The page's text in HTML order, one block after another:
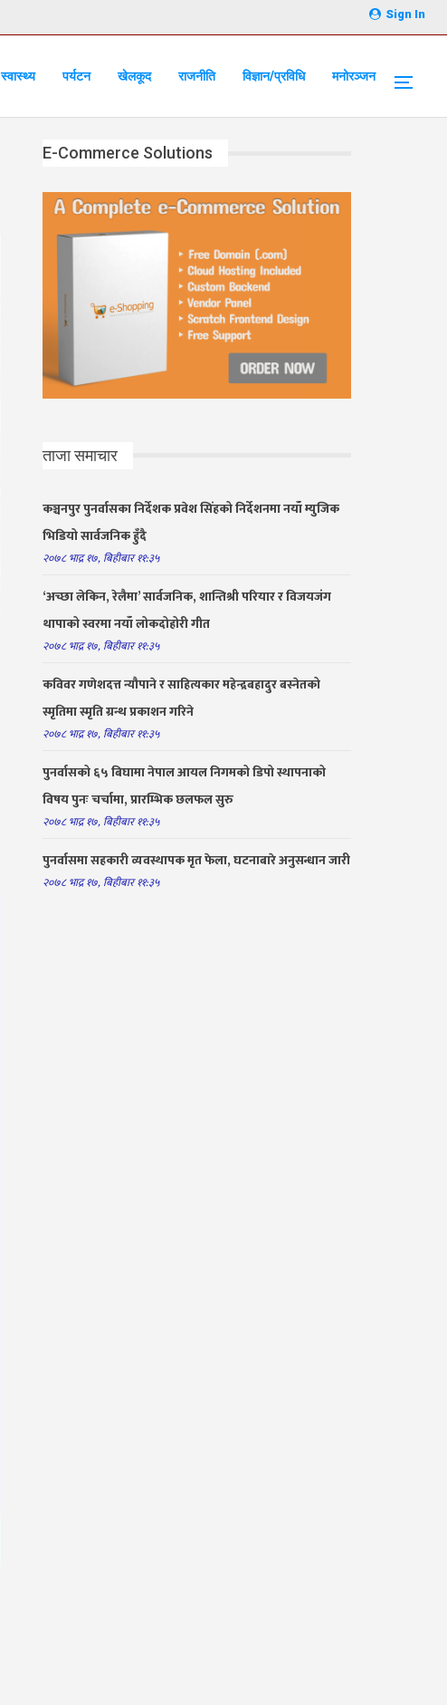
Sign In
स्वास्थ्य पर्यटन खेलकूद राजनीति विज्ञान/प्रविधि मनोरञ्जन
E-Commerce Solutions
ताजा समाचार
कञ्चनपुर पुनर्वासका निर्देशक प्रवेश सिंहको निर्देशनमा नयाँ म्युजिक
भिडियो सार्वजनिक हुँदै
२०७८ भाद्र १७, बिहीबार ११:३५
‘अच्छा लेकिन, रेलैमा’ सार्वजनिक, शान्तिश्री परियार र विजयजंग
थापाको स्वरमा नयाँ लोकदोहोरी गीत
२०७८ भाद्र १७, बिहीबार ११:३५
कविवर गणेशदत्त न्यौपाने र साहित्यकार महेन्द्रबहादुर बस्नेतको
स्मृतिमा स्मृति ग्रन्थ प्रकाशन गरिने
२०७८ भाद्र १७, बिहीबार ११:३५
पुनर्वासको ६५ बिघामा नेपाल आयल निगमको डिपो स्थापनाको
विषय पुनः चर्चामा, प्रारम्भिक छलफल सुरु
२०७८ भाद्र १७, बिहीबार ११:३५
पुनर्वासमा सहकारी व्यवस्थापक मृत फेला, घटनाबारे अनुसन्धान जारी
२०७८ भाद्र १७, बिहीबार ११:३५